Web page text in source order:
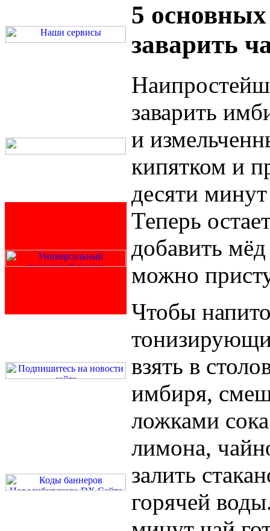
5
заварить
заварить
и
кипятком и
десяти
Теперь
добавить
можно
Чтобы
взять в
имбиря,
ложками
лимона,
залить
горячей